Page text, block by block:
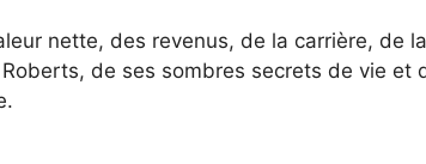
nette, des revenus, de la carrière, de
de ses sombres secrets de vie et